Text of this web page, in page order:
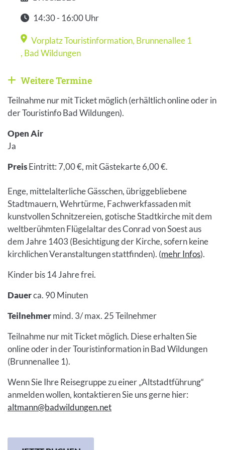
Datum
Zeit
14:30 - 16:00 Uhr
Veranstaltungsort
Vorplatz Touristinformation, Brunnenallee 1
, Bad Wildungen
Weitere Veranstaltungen anzeigen
Weitere Termine
Teilnahme nur mit Ticket möglich (erhältlich online oder in
der Touristinfo Bad Wildungen).
Open Air
Ja
PreisEintritt: 7,00 €, mit Gästekarte 6,00 €.
Enge, mittelalterliche Gässchen, übriggebliebene
Stadtmauern, Wehrtürme, Fachwerkfassaden mit
kunstvollen Schnitzereien, gotische Stadtkirche mit dem
weltberühmten Flügelaltar des Conrad von Soest aus
dem Jahre 1403 (Besichtigung der Kirche, sofern keine
kirchlichen Veranstaltungen stattfinden). (mehr Infos).
Kinder bis 14 Jahre frei.
Dauerca. 90 Minuten
Teilnehmermind. 3/ max. 25 Teilnehmer
Teilnahme nur mit Ticket möglich. Diese erhalten Sie
online oder in der Touristinformation in Bad Wildungen
(Brunnenallee 1).
Wenn Sie Ihre Reisegruppe zu einer „Altstadtführung“
anmelden wollen, kontaktieren Sie uns gerne hier:
altmann@badwildungen.net